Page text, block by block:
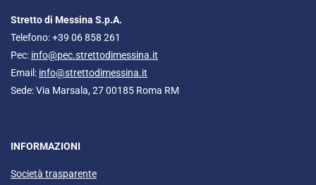
Stretto di Messina S.p.A.
Telefono: +39 06 858 261
Pec: info@pec.strettodimessina.it
Email: info@strettodimessina.it
Sede: Via Marsala, 27 00185 Roma RM
INFORMAZIONI
Società trasparente